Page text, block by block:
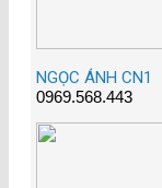
NGỌC ÁNH CN1
0969.568.443